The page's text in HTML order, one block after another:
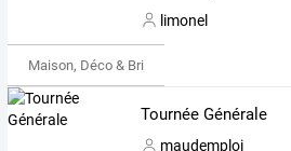
limonel
Maison, Déco & Bricolage
Tournée Générale
maudemploi